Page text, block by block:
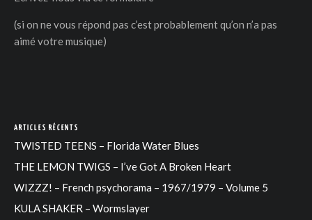
(si on ne vous répond pas c’est probablement qu’on n’a pas
aimé votre musique)
ARTICLES RÉCENTS
TWISTED TEENS – Florida Water Blues
THE LEMON TWIGS – I’ve Got A Broken Heart
WIZZZ! – French psychorama – 1967/1979 – Volume 5
KULA SHAKER – Wormslayer